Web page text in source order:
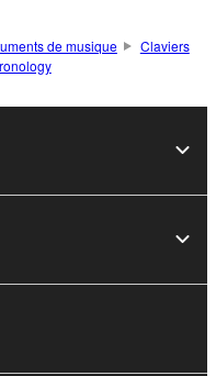
de musique
Claviers